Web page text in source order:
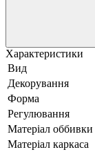
Характеристики
Вид
Декорування
Форма
Регулювання
Матеріал оббивки
Матеріал каркаса